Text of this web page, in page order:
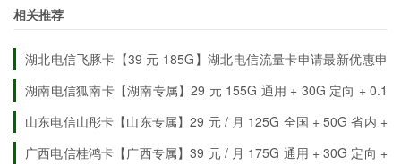
相关推荐
湖北电信飞豚卡【39 元 185G】湖北电信流量卡申请最新优惠申
请详情
湖南电信狐南卡【湖南专属】29 元 155G 通用 + 30G 定向 + 0.1
元 / 分钟
山东电信山彤卡【山东专属】29 元 / 月 125G 全国 + 50G 省内 +
30G 定向
广西电信桂鸿卡【广西专属】39 元 / 月 175G 通用 + 30G 定向 +